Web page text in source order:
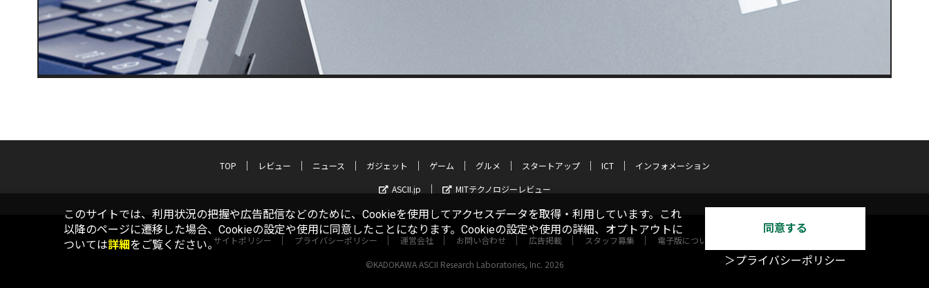
TOP レビュー ニュース ガジェット ゲーム グルメ スタートアップ ICT
インフォメーション
ASCII.jp
MITテクノロジーレビュー
サイトポリシー プライバシーポリシー 運営会社 お問い合わせ 広告掲載 スタッフ募集 電子版について
©KADOKAWA ASCII Research Laboratories, Inc. 2026
このサイトでは、利用状況の把握や広告配信などのために、Cookieを使用してアクセスデータを取得・利用しています。これ
以降のページに遷移した場合、Cookieの設定や使用に同意したことになります。Cookieの設定や使用の詳細、オプトアウトに
ついては詳細をご覧ください。
同意する
＞プライバシーポリシー